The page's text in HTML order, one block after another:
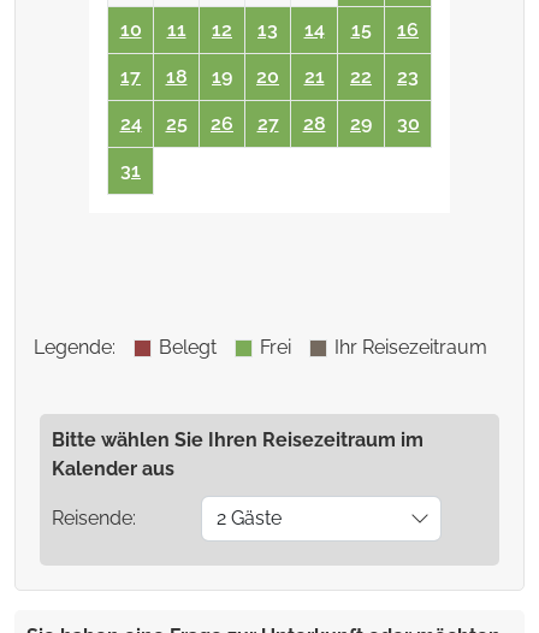
10 11 12 13 14 15 16
17 18 19 20 21 22 23
24 25 26 27 28 29 30
31
Legende: Belegt Frei Ihr Reisezeitraum
Bitte wählen Sie Ihren Reisezeitraum im
Kalender aus
Reisende: 2 Gäste